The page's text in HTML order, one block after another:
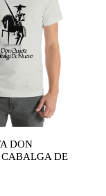
41,29$
DON
CABALGA DE